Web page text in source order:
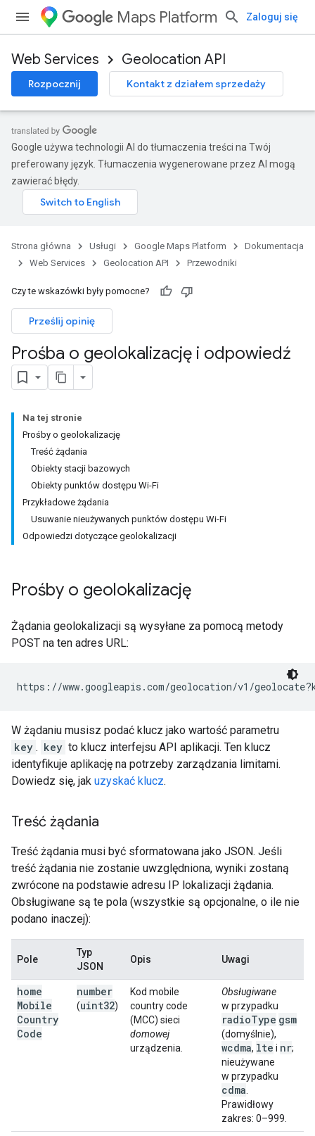
Maps Platform Zaloguj się
Web Services Geolocation API
Rozpocznij Kontakt z działem sprzedaży
Google używa technologii AI do tłumaczenia treści na Twój
preferowany język. Tłumaczenia wygenerowane przez AI mogą
zawierać błędy.
Strona główna Usługi Google Maps Platform
Dokumentacja
Web Services
Geolocation API Przewodniki
Czy te wskazówki były pomocne?
Prześlij opinię
Prośba o geolokalizację i odpowiedź
Na tej stronie
Prośby o geolokalizację
Treść żądania
Obiekty stacji bazowych
Obiekty punktów dostępu Wi-Fi
Przykładowe żądania
Usuwanie nieużywanych punktów dostępu Wi-Fi
Odpowiedzi dotyczące geolokalizacji
Prośby o geolokalizację
Żądania geolokalizacji są wysyłane za pomocą metody
POST na ten adres URL:
https://www.googleapis.com/geolocation/v1/
W żądaniu musisz podać klucz jako wartość parametru
key . key to klucz interfejsu API aplikacji. Ten klucz
identyfikuje aplikację na potrzeby zarządzania limitami.
Dowiedz się, jak uzyskać klucz.
Treść żądania
Treść żądania musi być sformatowana jako JSON. Jeśli
treść żądania nie zostanie uwzględniona, wyniki zostaną
zwrócone na podstawie adresu IP lokalizacji żądania.
Obsługiwane są te pola (wszystkie są opcjonalne, o ile nie
podano inaczej):
Pole
Typ
JSON
Opis Uwagi
home
Mobile
Country
Code
number
(uint32)
Kod mobile
country code
(MCC) sieci
domowej
urządzenia.
Obsługiwane
w przypadku
radioType gsm
(domyślnie),
wcdma, lte i nr;
nieużywane
w przypadku
cdma
Prawidłowy
zakres: 0–999.